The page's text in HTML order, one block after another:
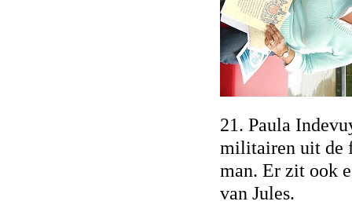
21. Paula
militairen uit de
man. Er zit ook
van Jules.